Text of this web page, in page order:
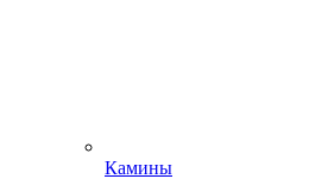
Камины